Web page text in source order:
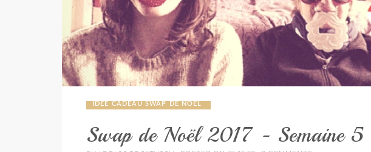
IDEE CADEAU SWAP DE NOEL
Swap de Noël 2017 - Semaine 5